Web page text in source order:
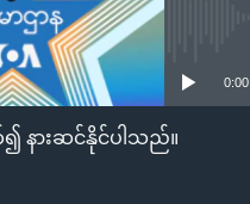
0:00
နားဆင်နိုင်ပါသည်။